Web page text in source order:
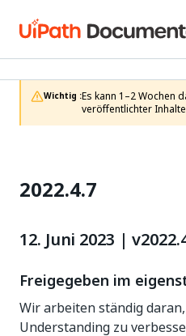
Wichtig :Es kann 1–2 Wochen
veröffentlichter
2022.4.7
12. Juni 2023 |
Freigegeben im
Wir arbeiten ständig
Understanding zu